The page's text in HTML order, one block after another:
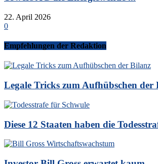
22. April 2026
0
Empfehlungen der Redaktion
Legale Tricks zum Aufhübschen der
Diese 12 Staaten haben die